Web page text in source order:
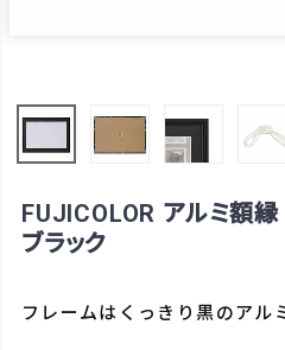
FUJICOLOR アルミ額
ブラック
フレームはくっきり黒のアル